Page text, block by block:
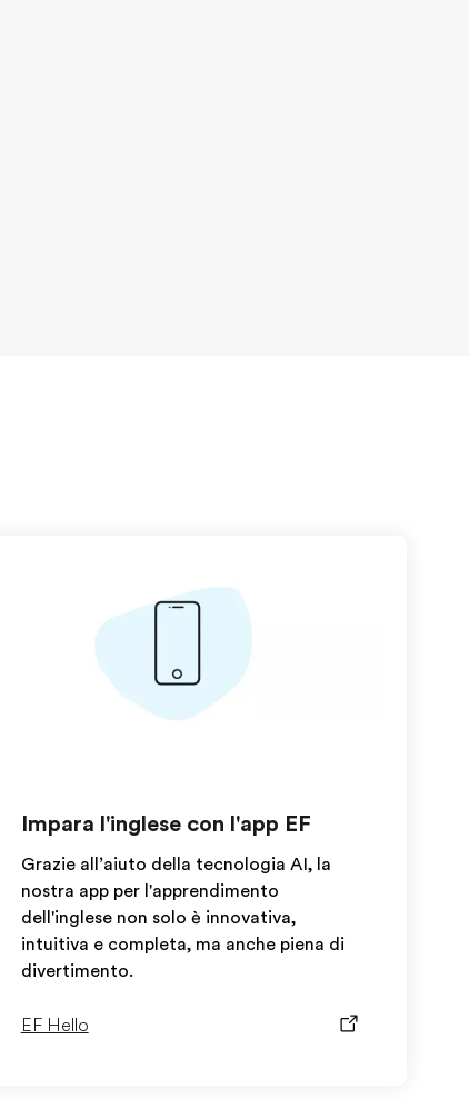
Impara l'inglese con l'app EF
Grazie all’aiuto della tecnologia AI, la
nostra app per l'apprendimento
dell'inglese non solo è innovativa,
intuitiva e completa, ma anche piena di
divertimento.
EF Hello